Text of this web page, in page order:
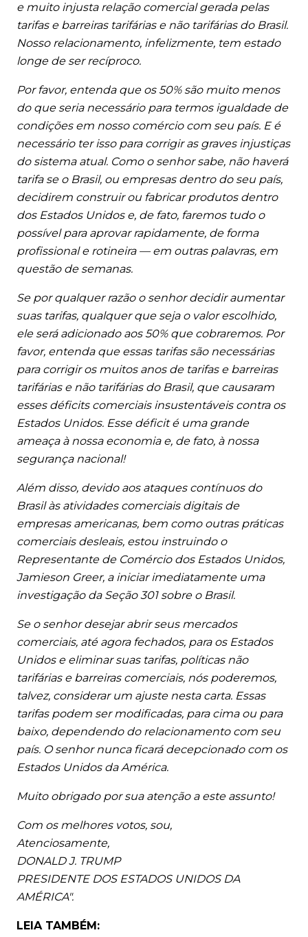
e muito injusta relação comercial gerada pelas
tarifas e barreiras tarifárias e não tarifárias do Brasil.
Nosso relacionamento, infelizmente, tem estado
longe de ser recíproco.
Por favor, entenda que os 50% são muito menos
do que seria necessário para termos igualdade de
condições em nosso comércio com seu país. E é
necessário ter isso para corrigir as graves injustiças
do sistema atual. Como o senhor sabe, não haverá
tarifa se o Brasil, ou empresas dentro do seu país,
decidirem construir ou fabricar produtos dentro
dos Estados Unidos e, de fato, faremos tudo o
possível para aprovar rapidamente, de forma
profissional e rotineira — em outras palavras, em
questão de semanas.
Se por qualquer razão o senhor decidir aumentar
suas tarifas, qualquer que seja o valor escolhido,
ele será adicionado aos 50% que cobraremos. Por
favor, entenda que essas tarifas são necessárias
para corrigir os muitos anos de tarifas e barreiras
tarifárias e não tarifárias do Brasil, que causaram
esses déficits comerciais insustentáveis contra os
Estados Unidos. Esse déficit é uma grande
ameaça à nossa economia e, de fato, à nossa
segurança nacional!
Além disso, devido aos ataques contínuos do
Brasil às atividades comerciais digitais de
empresas americanas, bem como outras práticas
comerciais desleais, estou instruindo o
Representante de Comércio dos Estados Unidos,
Jamieson Greer, a iniciar imediatamente uma
investigação da Seção 301 sobre o Brasil.
Se o senhor desejar abrir seus mercados
comerciais, até agora fechados, para os Estados
Unidos e eliminar suas tarifas, políticas não
tarifárias e barreiras comerciais, nós poderemos,
talvez, considerar um ajuste nesta carta. Essas
tarifas podem ser modificadas, para cima ou para
baixo, dependendo do relacionamento com seu
país. O senhor nunca ficará decepcionado com os
Estados Unidos da América.
Muito obrigado por sua atenção a este assunto!
Com os melhores votos, sou,
Atenciosamente,
DONALD J. TRUMP
PRESIDENTE DOS ESTADOS UNIDOS DA
AMÉRICA".
LEIA TAMBÉM: